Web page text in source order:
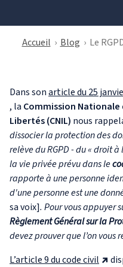
Accueil › Blog › Le
Dans sonarticle du 25
, la Commission
Libertés (CNIL) nous
dissocier la protection des
relève du RGPD - du « droit
la vie privée prévu dans le
rapporte à une personne
d'une personne est une
sa voix]. Pour vous appuyer
Règlement Général sur la
devez prouver que l’on vous
L’article 9 du code civil